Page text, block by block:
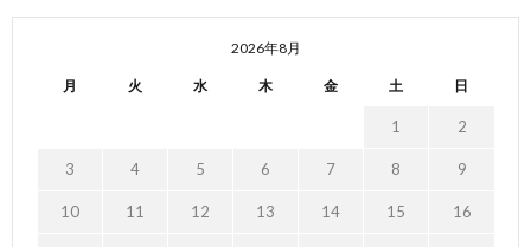
2026年8月
月 火 水 木 金 土 日
1 2
3 4 5 6 7 8 9
10 11 12 13 14 15 16